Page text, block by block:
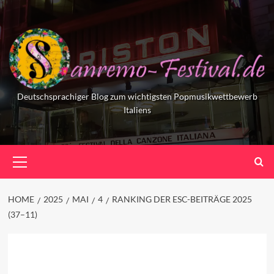
Skip
to
content
Deutschsprachiger Blog zum wichtigsten Popmusikwettbewerb
Italiens
Menu
HOME 2025 MAI 4
RANKING DER ESC-BEITRÄGE 2025
(37–11)